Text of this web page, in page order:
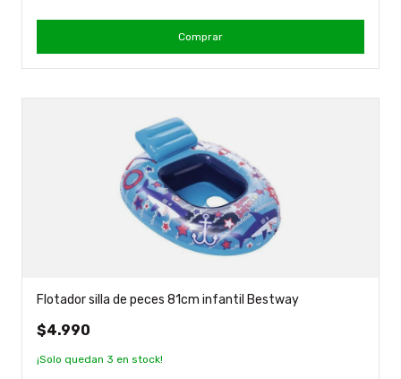
Comprar
Flotador silla de peces 81cm infantil Bestway
$4.990
¡Solo quedan 3 en stock!